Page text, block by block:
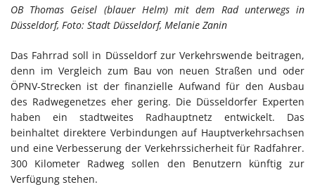
OB Thomas Geisel (blauer Helm) mit dem Rad unterwegs in
Düsseldorf, Foto: Stadt Düsseldorf, Melanie Zanin
Das Fahrrad soll in Düsseldorf zur Verkehrswende beitragen,
denn im Vergleich zum Bau von neuen Straßen und oder
ÖPNV-Strecken ist der finanzielle Aufwand für den Ausbau
des Radwegenetzes eher gering. Die Düsseldorfer Experten
haben ein stadtweites Radhauptnetz entwickelt. Das
beinhaltet direktere Verbindungen auf Hauptverkehrsachsen
und eine Verbesserung der Verkehrssicherheit für Radfahrer.
300 Kilometer Radweg sollen den Benutzern künftig zur
Verfügung stehen.